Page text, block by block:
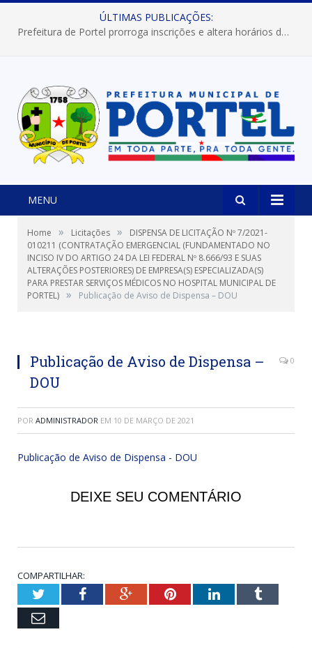
ÚLTIMAS PUBLICAÇÕES:
Prefeitura de Portel prorroga inscrições e altera horários dos concursos “Musa” e “Miss Mix Verão 2026”
MENU
Home » Licitações »
DISPENSA DE LICITAÇÃO Nº 7/2021-
010211 (CONTRATAÇÃO EMERGENCIAL (FUNDAMENTADO NO
INCISO IV DO ARTIGO 24 DA LEI FEDERAL Nº 8.666/93 E SUAS
ALTERAÇÕES POSTERIORES) DE EMPRESA(S) ESPECIALIZADA(S)
PARA PRESTAR SERVIÇOS MÉDICOS NO HOSPITAL MUNICIPAL DE
PORTEL) » Publicação de Aviso de Dispensa – DOU
Publicação de Aviso de Dispensa –
DOU
0
POR ADMINISTRADOR EM 10 DE MARÇO DE 2021
Publicação de Aviso de Dispensa - DOU
DEIXE SEU COMENTÁRIO
COMPARTILHAR:
TwitterFacebookGoogle+PinterestLinkedInTumblr
Email